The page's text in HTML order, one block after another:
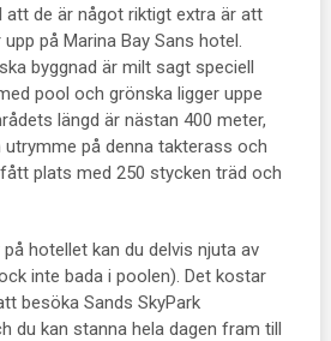
att de är något riktigt extra är att
på Marina Bay Sans hotel.
byggnad är milt sagt speciell
pool och grönska ligger uppe
längd är nästan 400 meter,
på denna takterass och
plats med 250 stycken träd och
hotellet kan du delvis njuta av
inte bada i poolen). Det kostar
besöka Sands SkyPark
du kan stanna hela dagen fram till